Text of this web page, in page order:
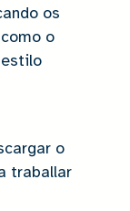
os
o
o
traballar